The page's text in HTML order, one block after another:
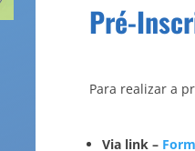
Pré-
Para realizar a
Via link –